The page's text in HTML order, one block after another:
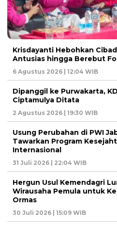
Krisdayanti Hebohkan
Antusias hingga Berebut
6 Agustus 2026 | 12:04 WIB
Dipanggil ke Purwakarta,
Ciptamulya Ditata
2 Agustus 2026 | 19:30 WIB
Usung Perubahan di PWI
Tawarkan Program
Internasional
31 Juli 2026 | 22:04 WIB
Hergun Usul Kemendagri
Wirausaha Pemula untuk
Ormas
30 Juli 2026 | 15:09 WIB